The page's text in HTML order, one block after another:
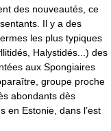
des nouveautés, ce
Il y a des
les plus typiques
Halystidés...) des
aux Spongiaires
groupe proche
abondants dès
en Estonie, dans l’est